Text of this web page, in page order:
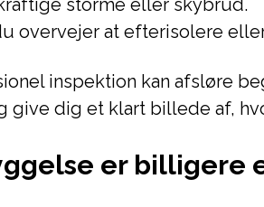
storme eller skybrud.
overvejer at efterisolere
inspektion kan afsløre
give dig et klart billede af,
er billigere